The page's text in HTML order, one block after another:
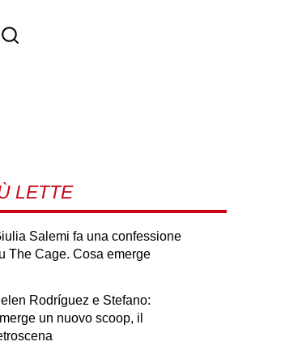
LETTE
Salemi fa una confessione
The Cage. Cosa emerge
Rodríguez e Stefano:
un nuovo scoop, il